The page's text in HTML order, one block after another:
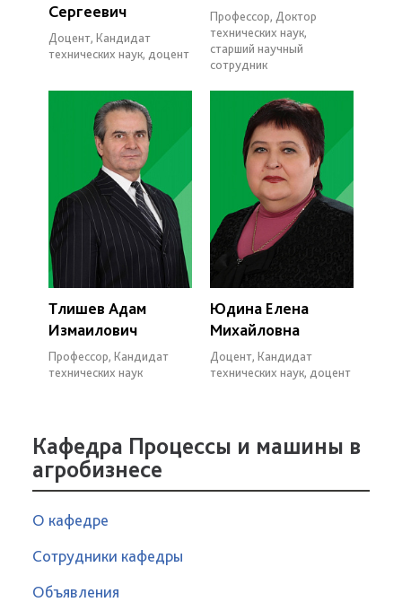
Сергеевич
Доцент, Кандидат
технических наук, доцент
Профессор, Доктор
технических наук,
старший научный
сотрудник
Тлишев Адам
Измаилович
Профессор, Кандидат
технических наук
Юдина Елена
Михайловна
Доцент, Кандидат
технических наук, доцент
Кафедра Процессы и машины в
агробизнесе
О кафедре
Сотрудники кафедры
Объявления